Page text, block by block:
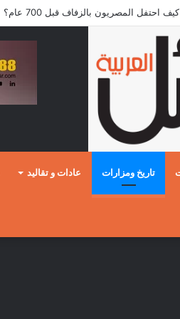
كيف احتفل المصريون بالزفاف قبل 700 عام؟
تاريخ ومزارات عادات و تقاليد